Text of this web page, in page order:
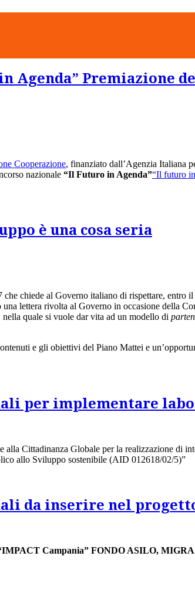
Premiazione
Cooperazione, finanziato dall’Agenzia Italiana
nazionale “Il Futuro in Agenda”“Il futuro
è una cosa seria
che chiede al Governo italiano di rispettare, entro
lettera rivolta al Governo in occasione della
quale si vuole dar vita ad un modello di
e gli obiettivi del Piano Mattei e
per implementare
Cittadinanza Globale per la realizzazione di
allo Sviluppo sostenibile (AID 012618/02/5)”
da inserire nel
“IMPACT Campania” FONDO ASILO,